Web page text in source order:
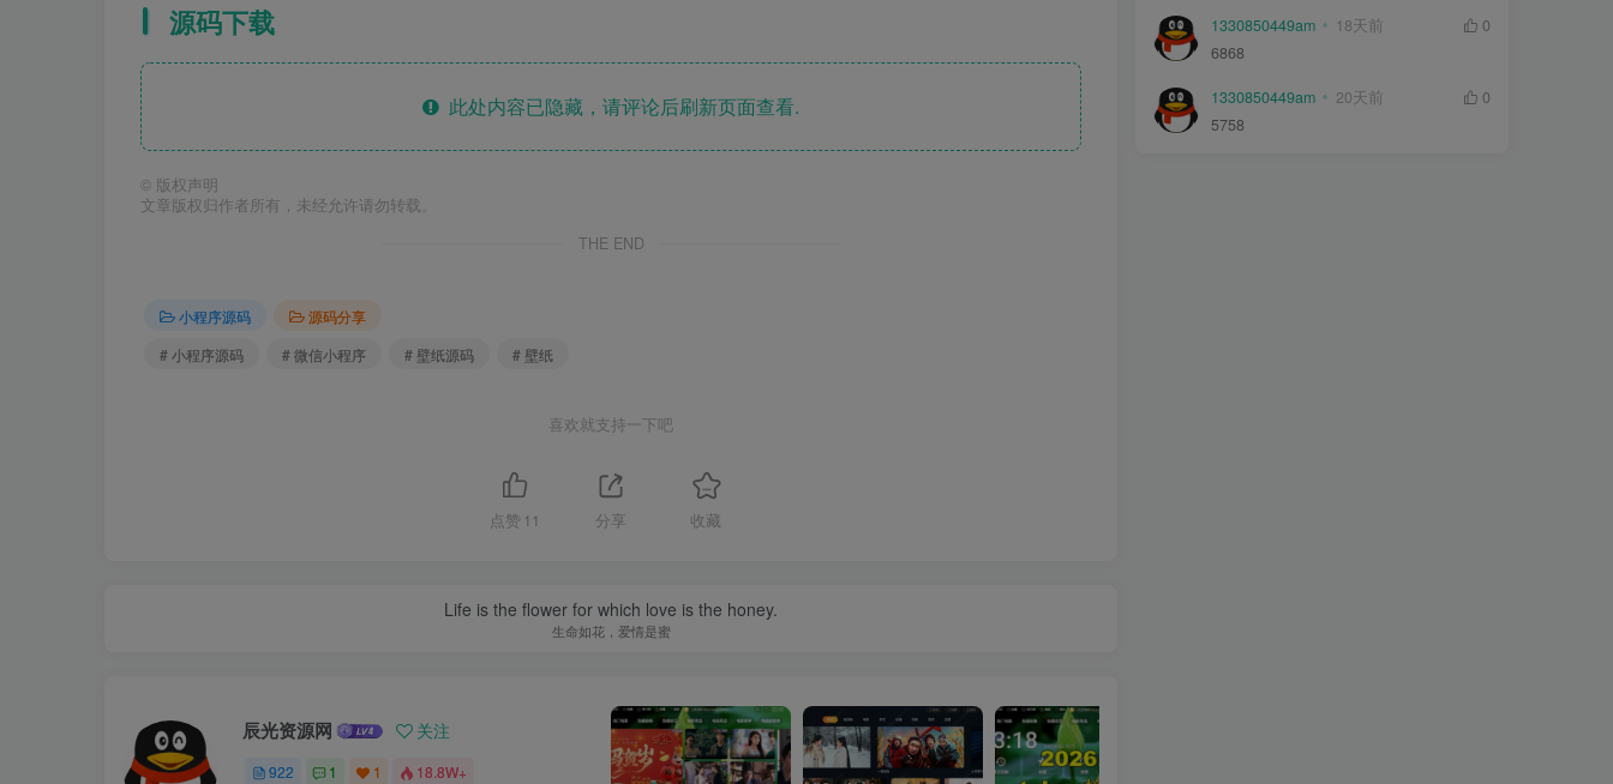
源码下载
此处内容已隐藏，请评论后刷新页面查看.
© 版权声明
文章版权归作者所有，未经允许请勿转载。
THE END
小程序源码
源码分享
# 小程序源码
# 微信小程序 # 壁纸源码 # 壁纸
喜欢就支持一下吧
点赞 11 分享 收藏
Life is the flower for which love is the honey.
生命如花，爱情是蜜
辰光资源网 关注
922 1 1 18.8W+
1330850449am 18天前
0
6868
1330850449am 20天前
0
5758